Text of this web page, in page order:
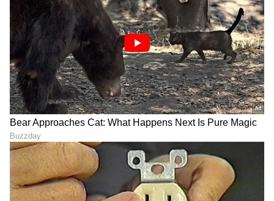
(ಈ ಸುದ್ದಿಯ ಹೆಡ್‌ಲೈನ್ ಹೊರತುಪಡಿಸಿ, ಉಳಿದ ಭಾಗವನ್ನು
ಏಷ್ಯಾನೆಟ್ ನ್ಯೂಸಬಲ್ ಇಂಗ್ಲಿಷ್ ಸಿಬ್ಬಂದಿ ಸಂಪಾದಿಸಿಲ್ಲ
ಮತ್ತು ಇದನ್ನು ಸಿಂಡಿಕೇಟೆಡ್ ಫೀಡ್‌ನಿಂದ ಪ್ರಕಟಿಸಲಾಗಿದೆ.)